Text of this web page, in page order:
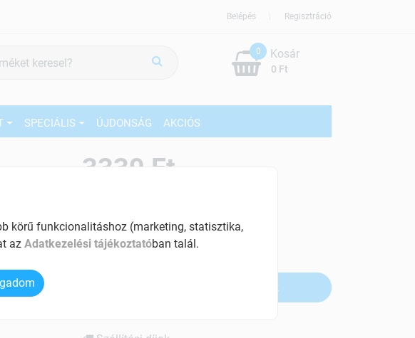
Regisztráció
Belépés
0
0 Ft
Kosár
SPECIÁLIS ÚJDONSÁG AKCIÓS
3339 Ft
Készletinformáció:
Elfogyott
körű funkcionalitáshoz (marketing, statisztika,
az Adatkezelési tájékoztatóban talál.